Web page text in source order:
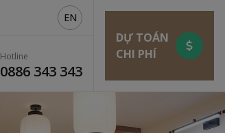
EN
Hotline
0886 343 343
DỰ TOÁN
CHI PHÍ